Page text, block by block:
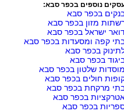
נוספים בכפר סבא:
בכפר סבא
מזון בכפר סבא
ישראל בכפר סבא
קפה ומסעדות בכפר סבא
בכפר סבא
בכפר סבא
שלטון בכפר סבא
חולים בכפר סבא
מרקחת בכפר סבא
בכפר סבא
בכפר סבא